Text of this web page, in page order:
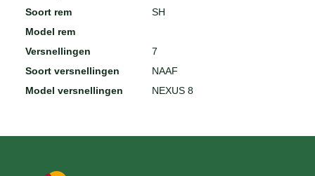
Soort rem
SH
Model rem
Versnellingen
7
Soort versnellingen
NAAF
Model versnellingen
NEXUS 8